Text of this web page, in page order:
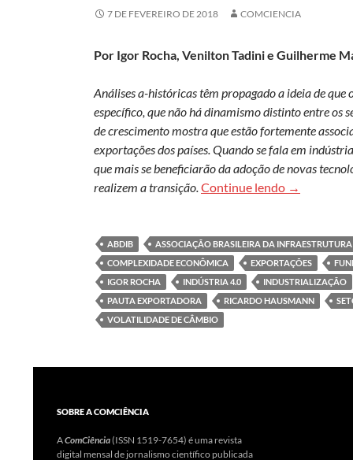
7 DE FEVEREIRO DE 2018 COMCIENCIA
Por Igor Rocha, Venilton Tadini e Guilherme
Análises a-históricas têm propagado a ideia de
específico, que não há dinamismo distinto entre os
de crescimento mostra que estão fortemente
exportações dos países. Quando se fala em
que mais se beneficiarão da adoção de novas
realizem a transição. Continue lendo Por uma
→
ABDIB
ASSOCIAÇÃO BRASILEIRA DA
COMPLEXIDADE ECONÔMICA
EXPORTAÇÕES
IGOR ROCHA
INDÚSTRIA 4.0
INDUSTRIALIZAÇÃO
PAUTA EXPORTADORA
RICARDO HAUSMANN
VOLATILIDADE DE CÂMBIO
SOBRE A COMCIÊNCIA
AComCiência(ISSN 1519-7654) é uma revista
digital mensal de jornalismo científico publicada